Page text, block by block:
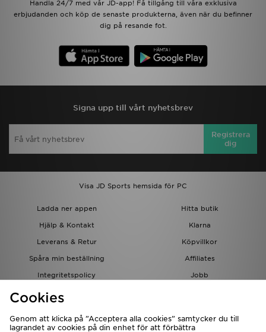
Handla 24/7 med vår JD-app! Få tillgång till våra exklusiva
erbjudanden och köp de senaste produkterna, även när du befinner
dig på resande fot.
Signa upp till vårt nyhetsbrev
Registrera
dig
Visa JD Sports hemsida för PC
Ladda ner appen
Hitta butik
Hjälp & Kontakt
Klarna
Leverans & Retur
Köpvillkor
Spåra min beställning
Affiliates
Integritetspolicy
Jobb
JD-bloggen
Cookies
Genom att klicka på ”Acceptera alla cookies” samtycker du till
lagrandet av cookies på din enhet för att förbättra